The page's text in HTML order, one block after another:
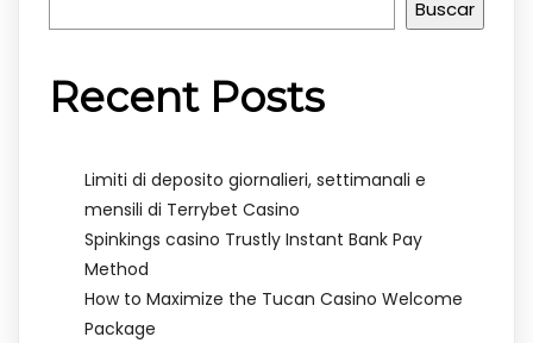
Buscar
Recent Posts
Limiti di deposito giornalieri, settimanali e
mensili di Terrybet Casino
Spinkings casino Trustly Instant Bank Pay
Method
How to Maximize the Tucan Casino Welcome
Package